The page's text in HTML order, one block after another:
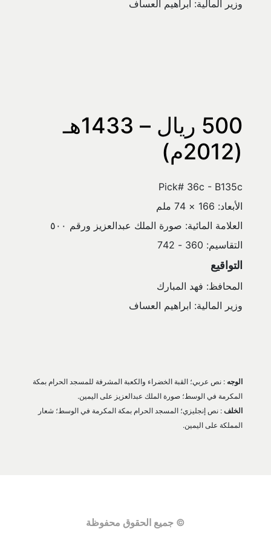
وزير المالية: ابراهيم العساف
500 ريال – 1433هـ
(2012م)
Pick# 36c - B135c
الأبعاد: 166 × 74 ملم
العلامة المائية: صورة الملك عبدالعزيز ورقم ٥٠٠
التقاسيم: 360 - 742
التواقيع
المحافظ: فهد المبارك
وزير المالية: ابراهيم العساف
الوجه
المكرمة في الوسط؛ صورة الملك عبدالعزيز على اليمين.
الخلف
المملكة على اليمين.
© جميع الحقوق محفوظة